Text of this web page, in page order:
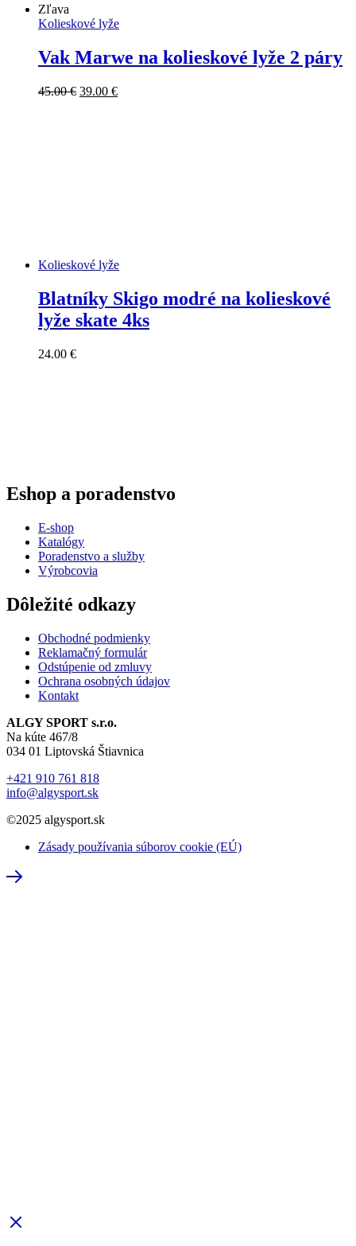
Zľava
Kolieskové lyže
Vak Marwe na kolieskové lyže 2 páry
45.00€ Pôvodná
39.00 €Aktuálna
Kolieskové lyže
Blatníky Skigo modré na kolieskové
lyže skate 4ks
24.00 €
Eshop a poradenstvo
E-shop
Katalógy
Poradenstvo a služby
Výrobcovia
Dôležité odkazy
Obchodné podmienky
Reklamačný formulár
Odstúpenie od zmluvy
Ochrana osobných údajov
Kontakt
ALGY SPORT s.r.o.
Na kúte 467/8
034 01 Liptovská Štiavnica
+421 910 761 818
info@algysport.sk
©2025 algysport.sk
Zásady používania súborov cookie (EÚ)